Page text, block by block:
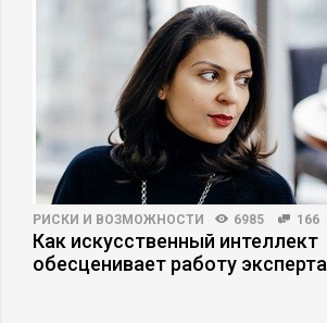
РИСКИ И ВОЗМОЖНОСТИ 6985 166
Как искусственный интеллект
обесценивает работу эксперта